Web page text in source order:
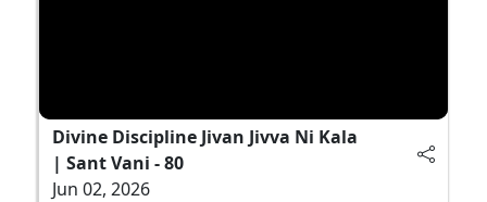
Divine Discipline Jivan Jivva Ni Kala
| Sant Vani - 80
Jun 02, 2026